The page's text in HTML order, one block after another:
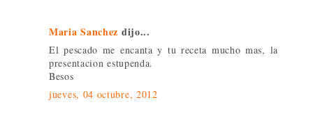
Maria Sanchez dijo...
El pescado me encanta y tu receta mucho mas, la
presentacion estupenda.
Besos
jueves, 04 octubre, 2012